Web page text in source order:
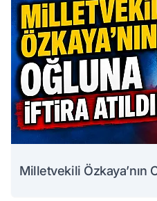
Milletvekili Özkaya’nın